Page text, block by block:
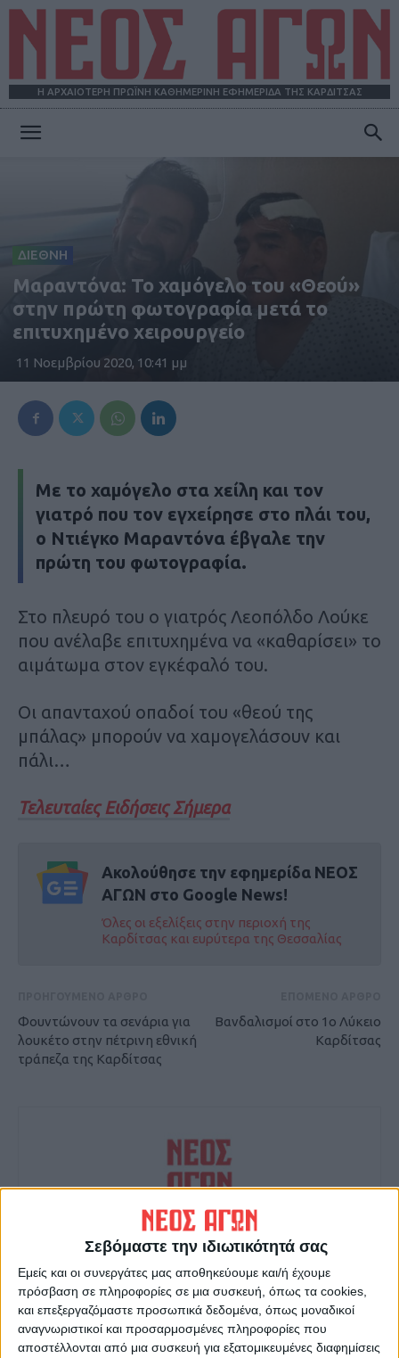
Σεβόμαστε την ιδιωτικότητά σας
Εμείς και οι συνεργάτες μας αποθηκεύουμε και/ή έχουμε
πρόσβαση σε πληροφορίες σε μια συσκευή, όπως τα cookies,
και επεξεργαζόμαστε προσωπικά δεδομένα, όπως μοναδικοί
αναγνωριστικοί και προσαρμοσμένες πληροφορίες που
αποστέλλονται από μια συσκευή για εξατομικευμένες διαφημίσεις
Η ΑΡΧΑΙΟΤΕΡΗ ΠΡΩΪΝΗ ΚΑΘΗΜΕΡΙΝΗ ΕΦΗΜΕΡΙΔΑ ΤΗΣ ΚΑΡΔΙΤΣΑΣ
ΔΙΕΘΝΗ
Μαραντόνα: Το χαμόγελο του «Θεού»
στην πρώτη φωτογραφία μετά το
επιτυχημένο χειρουργείο
11 Νοεμβρίου 2020, 10:41 μμ
Με το χαμόγελο στα χείλη και τον
γιατρό που τον εγχείρησε στο πλάι του,
ο Ντιέγκο Μαραντόνα έβγαλε την
πρώτη του φωτογραφία.
Στο πλευρό του ο γιατρός Λεοπόλδο Λούκε
που ανέλαβε επιτυχημένα να «καθαρίσει» το
αιμάτωμα στον εγκέφαλό του.
Οι απανταχού οπαδοί του «θεού της
μπάλας» μπορούν να χαμογελάσουν και
πάλι…
Τελευταίες Ειδήσεις Σήμερα
Ακολούθησε την εφημερίδα ΝΕΟΣ
ΑΓΩΝ στο Google News!
Όλες οι εξελίξεις στην περιοχή της
Καρδίτσας και ευρύτερα της Θεσσαλίας
Φουντώνουν τα σενάρια για
λουκέτο στην πέτρινη εθνική
τράπεζα της Καρδίτσας
Βανδαλισμοί στο 1ο Λύκειο
Καρδίτσας
Δημοσιογραφική Ομάδα ΝΕΟΣ ΑΓΩΝ
Η Αρχαιότερη Καθημερινή Πρωινή Εφημερίδα της Καρδίτσας